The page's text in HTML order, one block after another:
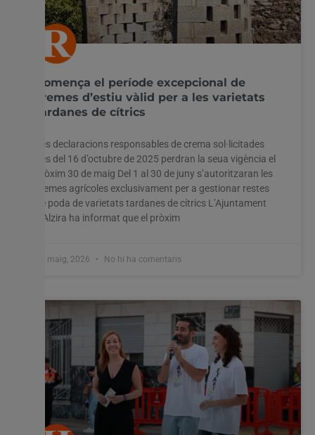
Comença el període excepcional de
cremes d’estiu vàlid per a les varietats
tardanes de cítrics
Les declaracions responsables de crema sol·licitades
des del 16 d’octubre de 2025 perdran la seua vigència el
pròxim 30 de maig Del 1 al 30 de juny s’autoritzaran les
cremes agrícoles exclusivament per a gestionar restes
de poda de varietats tardanes de cítrics L’Ajuntament
d’Alzira ha informat que el pròxim
27 maig, 2026 No hi ha comentaris